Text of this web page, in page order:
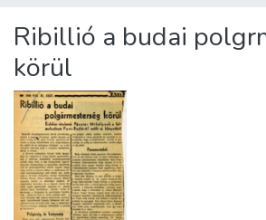
About us
Ribillió a budai
körül